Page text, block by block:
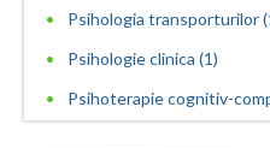
Prahova
Salaj
Satu-Mare
Psihologia transporturilor
Psihologie clinica (1)
Psihoterapie cognitiv-